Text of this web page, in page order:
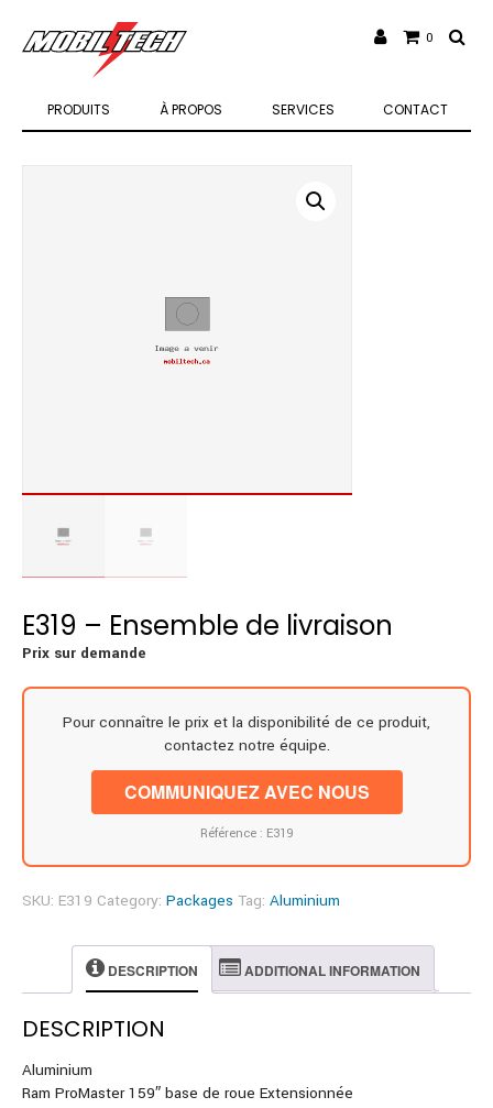
PRODUITS À PROPOS SERVICES CONTACT
0
E319 – Ensemble de livraison
Prix sur demande
Pour connaître le prix et la disponibilité de ce produit,
contactez notre équipe.
COMMUNIQUEZ AVEC NOUS
Référence : E319
SKU: E319 Category: Packages Tag: Aluminium
DESCRIPTION ADDITIONAL INFORMATION
DESCRIPTION
Aluminium
Ram ProMaster 159″ base de roue Extensionnée